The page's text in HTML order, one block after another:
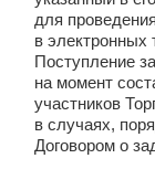
для
в электронных
Поступление
на момент
участников
в случаях,
Договором о